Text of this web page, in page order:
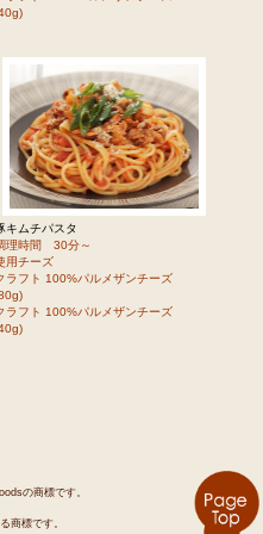
キムチパスタ
理時間 30分～
用チーズ
ラフト 100%パルメザンチーズ
ラフト 100%パルメザンチーズ
の商標です。
商標です。